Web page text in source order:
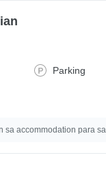
Parking
sa accommodation para